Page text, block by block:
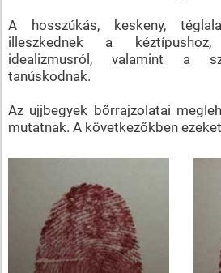
A hosszúkás, keskeny,
illeszkednek a
idealizmusról, valamint a
tanúskodnak.
Az ujjbegyek bőrrajzolatai
mutatnak. A következőkben